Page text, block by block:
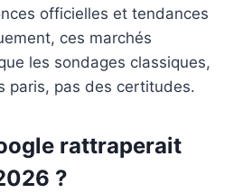
officielles et tendances
ces marchés
les sondages classiques,
paris, pas des certitudes.
rattraperait
?